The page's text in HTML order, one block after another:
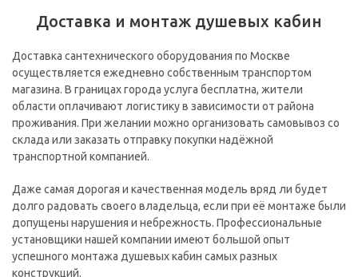
Доставка и монтаж душевых кабин
Доставка сантехнического оборудования по Москве
осуществляется ежедневно собственным транспортом
магазина. В границах города услуга бесплатна, жители
области оплачивают логистику в зависимости от района
проживания. При желании можно организовать самовывоз со
склада или заказать отправку покупки надёжной
транспортной компанией.
Даже самая дорогая и качественная модель вряд ли будет
долго радовать своего владельца, если при её монтаже были
допущены нарушения и небрежность. Профессиональные
установщики нашей компании имеют большой опыт
успешного монтажа душевых кабин самых разных
конструкций.